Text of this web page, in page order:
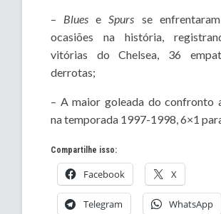
– Bluese Spurs se
ocasiões na história,
vitórias do Chelsea, 36
derrotas;
– A maior goleada do confronto
na temporada 1997-1998, 6×1
Compartilhe isso:
Facebook X
Telegram WhatsApp